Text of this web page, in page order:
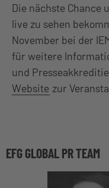
Die nächste Chance
live zu sehen
November bei der
für weitere
und
Website zur
EFG GLOBAL PR TEAM